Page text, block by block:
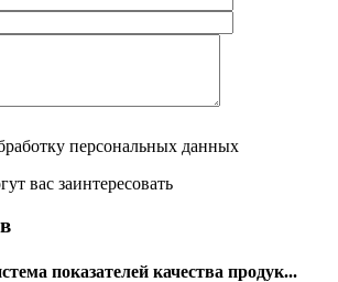
персональных данных
вас заинтересовать
показателей качества продук...